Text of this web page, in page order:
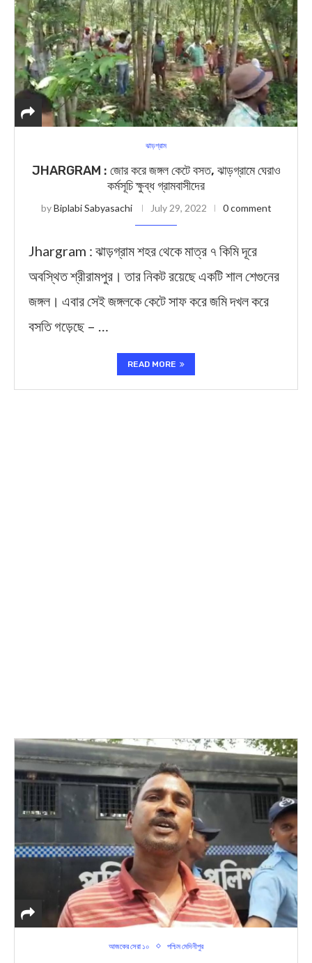
ঝাড়গ্রাম
JHARGRAM : জোর করে জঙ্গল কেটে বসত, ঝাড়গ্রামে ঘেরাও
কর্মসূচি ক্ষুব্ধ গ্রামবাসীদের
byBiplabi Sabyasachi July 29, 2022 0 comment
Jhargram : ঝাড়গ্রাম শহর থেকে মাত্র ৭ কিমি দূরে
অবস্থিত শ্রীরামপুর। তার নিকট রয়েছে একটি শাল শেগুনের
জঙ্গল। এবার সেই জঙ্গলকে কেটে সাফ করে জমি দখল করে
বসতি গড়েছে – …
READ MORE
আজকের সেরা ১০ পশ্চিম মেদিনীপুর